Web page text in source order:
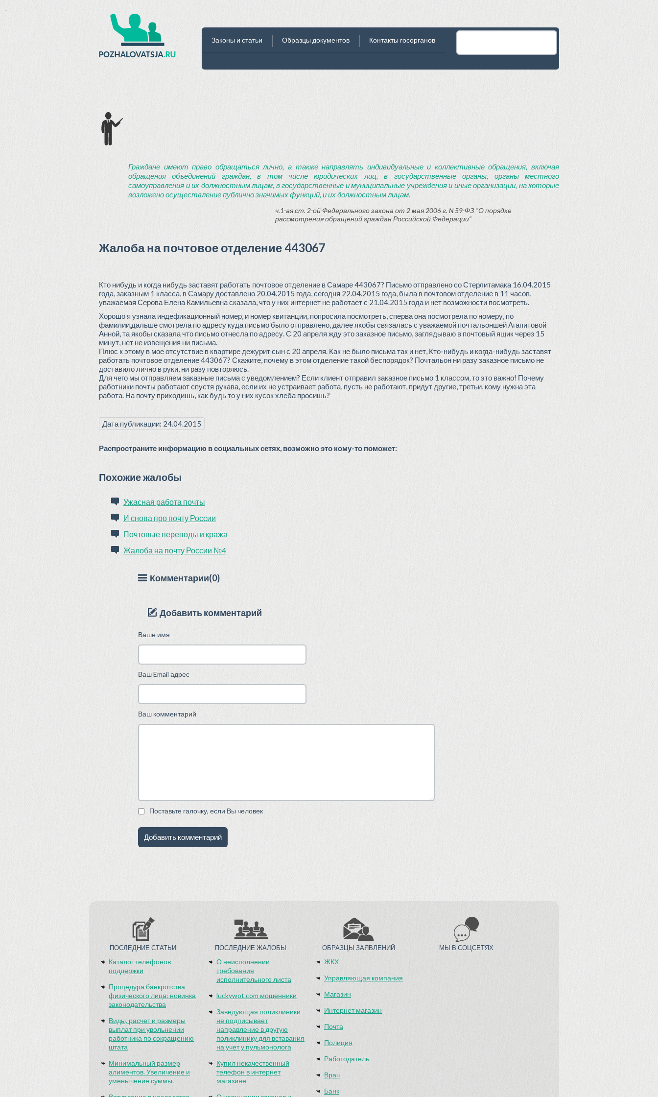
Законы и статьи Образцы документов Контакты госорганов
Граждане имеют право обращаться лично, а также направлять индивидуальные и коллективные обращения, включая
обращения объединений граждан, в том числе юридических лиц, в государственные органы, органы местного
самоуправления и их должностным лицам, в государственные и муниципальные учреждения и иные организации, на которые
возложено осуществление публично значимых функций, и их должностным лицам.
ч.1-ая ст. 2-ой Федерального закона от 2 мая 2006 г. N 59-ФЗ "О порядке
рассмотрения обращений граждан Российской Федерации"
Жалоба на почтовое отделение 443067
Кто нибудь и когда нибудь заставят работать почтовое отделение в Самаре 443067? Письмо отправлено со Стерлитамака 16.04.2015
года, заказным 1 класса, в Самару доставлено 20.04.2015 года, сегодня 22.04.2015 года, была в почтовом отделение в 11 часов,
уважаемая Серова Елена Камильевна сказала, что у них интернет не работает с 21.04.2015 года и нет возможности посмотреть.
Хорошо я узнала индефикационный номер, и номер квитанции, попросила посмотреть, сперва она посмотрела по номеру, по
фамилии,дальше смотрела по адресу куда письмо было отправлено, далее якобы связалась с уважаемой почтальоншей Агапитовой
Анной, та якобы сказала что письмо отнесла по адресу. С 20 апреля жду это заказное письмо, заглядываю в почтовый ящик через 15
минут, нет не извещения ни письма.
Плюс к этому в мое отсутствие в квартире дежурит сын с 20 апреля. Как не было письма так и нет, Кто-нибудь и когда-нибудь заставят
работать почтовое отделение 443067? Скажите, почему в этом отделение такой беспорядок? Почтальон ни разу заказное письмо не
доставило лично в руки, ни разу повторяюсь.
Для чего мы отправляем заказные письма с уведомлением? Если клиент отправил заказное письмо 1 классом, то это важно! Почему
работники почты работают спустя рукава, если их не устраивает работа, пусть не работают, придут другие, третьи, кому нужна эта
работа. На почту приходишь, как будь то у них кусок хлеба просишь?
Дата публикации: 24.04.2015
Распространите информацию в социальных сетях, возможно это кому-то поможет:
Похожие жалобы
Ужасная работа почты
И снова про почту России
Почтовые переводы и кража
Жалоба на почту России №4
Комментарии(0)
Добавить комментарий
Ваше имя
Ваш Email адрес
Ваш комментарий
Поставьте галочку, если Вы человек
ПОСЛЕДНИЕ СТАТЬИ
Каталог телефонов
поддержки
Процедура банкротства
физического лица: новинка
законодательства
Виды, расчет и размеры
выплат при увольнении
работника по сокращению
штата
Минимальный размер
алиментов. Увеличение и
уменьшение суммы.
ПОСЛЕДНИЕ ЖАЛОБЫ
О неисполнении
требования
исполнительного листа
luckywot.com мошенники
Заведующая поликлиники
не подписывает
направление в другую
поликлинику для вставания
на учет у пульмонолога
Купил некачественный
телефон в интернет
магазине
ОБРАЗЦЫ ЗАЯВЛЕНИЙ
ЖКХ
Управляющая компания
Магазин
Интернет магазин
Почта
Полиция
Работодатель
Врач
Банк
МЫ В СОЦСЕТЯХ
-